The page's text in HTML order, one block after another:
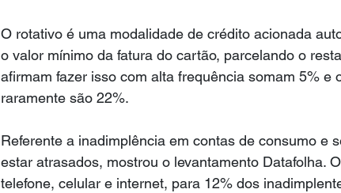
O rotativo é uma modalidade de crédito acionada
o valor mínimo da fatura do cartão, parcelando o
afirmam fazer isso com alta frequência somam 5% e
raramente são 22%.
Referente a inadimplência em contas de consumo e
estar atrasados, mostrou o levantamento Datafolha.
telefone, celular e internet, para 12% dos